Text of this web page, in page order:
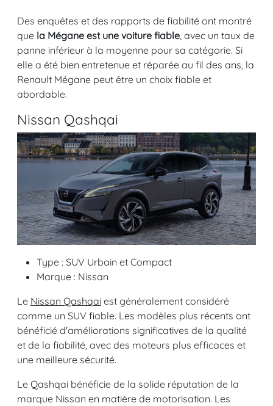
Des enquêtes et des rapports de fiabilité ont montré
que la Mégane est une voiture fiable , avec un taux de
panne inférieur à la moyenne pour sa catégorie. Si
elle a été bien entretenue et réparée au fil des ans, la
Renault Mégane peut être un choix fiable et
abordable.
Nissan Qashqai
Type : SUV Urbain et Compact
Marque : Nissan
Le Nissan Qashqai est généralement considéré
comme un SUV fiable. Les modèles plus récents ont
bénéficié d'améliorations significatives de la qualité
et de la fiabilité, avec des moteurs plus efficaces et
une meilleure sécurité.
Le Qashqai bénéficie de la solide réputation de la
marque Nissan en matière de motorisation. Les